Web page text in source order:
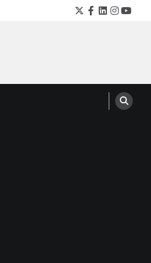
Twitter
Facebook
LinkedIn